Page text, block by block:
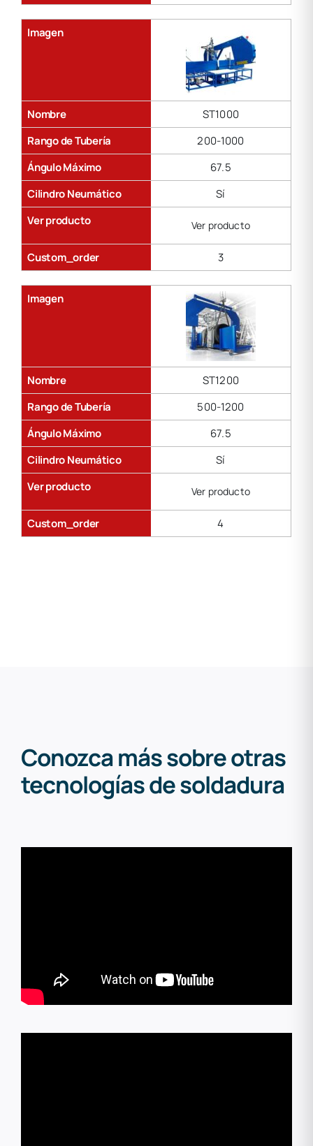
Imagen
Nombre
ST1000
Rango de Tubería
200-1000
Ángulo Máximo
67.5
Cilindro Neumático
Sí
Ver producto
Ver producto
Custom_order 3
Imagen
Nombre
ST1200
Rango de Tubería
500-1200
Ángulo Máximo
67.5
Cilindro Neumático
Sí
Ver producto
Ver producto
Custom_order 4
Conozca más sobre otras
tecnologías de soldadura